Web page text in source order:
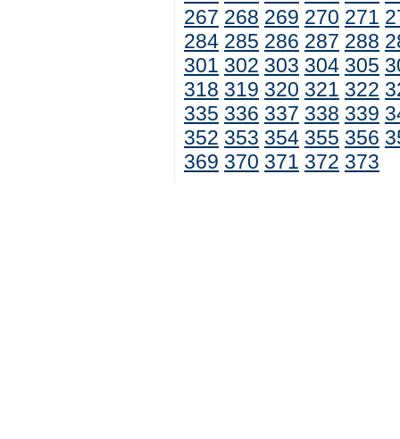
267 268 269 270 271
284 285 286 287 288
301 302 303 304 305
318 319 320 321 322
335 336 337 338 339
352 353 354 355 356
369 370 371 372 373